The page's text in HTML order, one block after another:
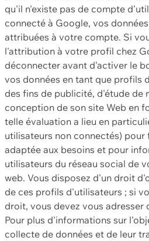
qu'il n'existe pas de compte
connecté à Google, vos
attribuées à votre compte. Si
l'attribution à votre profil chez
déconnecter avant d'activer le
vos données en tant que profils
des fins de publicité, d'étude de
conception de son site Web en
telle évaluation a lieu en
utilisateurs non connectés)
adaptée aux besoins et pour
utilisateurs du réseau social de
web. Vous disposez d'un droit
de ces profils d'utilisateurs ; si
droit, vous devez vous adresser
Pour plus d'informations sur
collecte de données et de leur